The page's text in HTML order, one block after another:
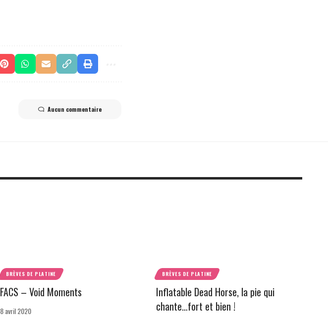
Aucun commentaire
BRÈVES DE PLATINE
FACS – Void Moments
8 avril 2020
BRÈVES DE PLATINE
Inflatable Dead Horse, la pie qui
chante…fort et bien !